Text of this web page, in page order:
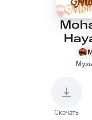
Скачать